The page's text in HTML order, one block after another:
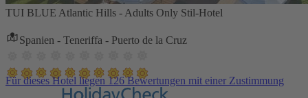
TUI BLUE Atlantic Hills - Adults Only Stil-Hotel
Spanien - Teneriffa - Puerto de la Cruz
Für dieses Hotel liegen 126 Bewertungen mit einer Zustimmung